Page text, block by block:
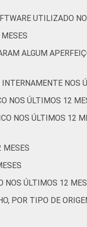
UTILIZADO
ALGUM
INTERNAMENTE NOS
NOS ÚLTIMOS 12
NOS ÚLTIMOS 12
MESES
NOS ÚLTIMOS 12
POR TIPO DE